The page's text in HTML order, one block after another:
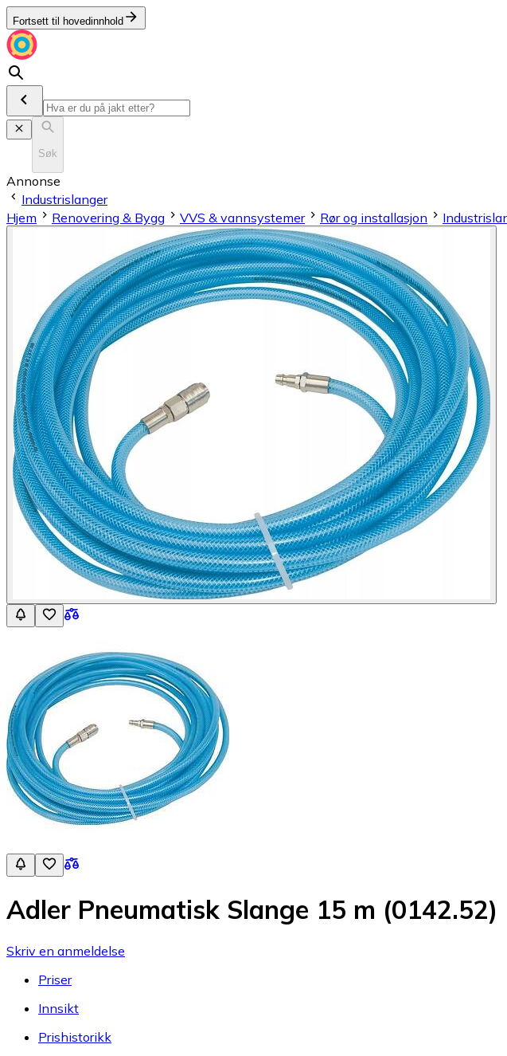
Fortsett til hovedinnhold
Søk
Annonse
Industrislanger
Hjem
Renovering & Bygg VVS & vannsystemer Rør og installasjon
Adler Pneumatisk Slange 15 m (0142.52)
Skriv en anmeldelse
Priser
Innsikt
Prishistorikk